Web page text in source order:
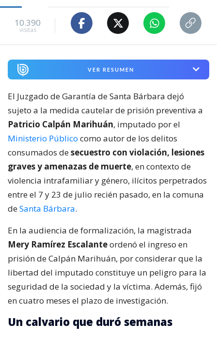
10.390
visitas
VER RESUMEN
El Juzgado de Garantía de Santa Bárbara dejó
sujeto a la medida cautelar de prisión preventiva a
Patricio Calpán Marihuán, imputado por el
Ministerio Público como autor de los delitos
consumados desecuestro con violación, lesiones
graves y amenazas de muerte, en contexto de
violencia intrafamiliar y género, ilícitos perpetrados
entre el 7 y 23 de julio recién pasado, en la comuna
deSanta Bárbara.
En la audiencia de formalización, la magistrada
Mery Ramírez Escalanteordenó el ingreso en
prisión de Calpán Marihuán, por considerar que la
libertad del imputado constituye un peligro para la
seguridad de la sociedad y la víctima. Además, fijó
en cuatro meses el plazo de investigación.
Un calvario que duró semanas